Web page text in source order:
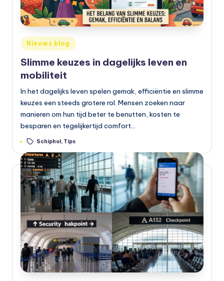
n
,
a
u
t
o
e
n
m
o
t
o
rr
ij
d
e
n
Geplaatst
in
Nieuws blog
Slimme keuzes in dagelijks leven en
mobiliteit
In het dagelijks leven spelen gemak, efficiëntie en slimme
keuzes een steeds grotere rol. Mensen zoeken naar
manieren om hun tijd beter te benutten, kosten te
besparen en tegelijkertijd comfort…
Tags: Schiphol, Tips